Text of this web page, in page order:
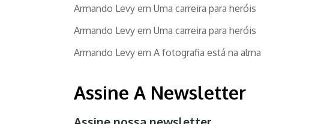
Armando Levy em Uma carreira para heróis
Armando Levy em Uma carreira para heróis
Armando Levy em A fotografia está na alma
Assine A Newsletter